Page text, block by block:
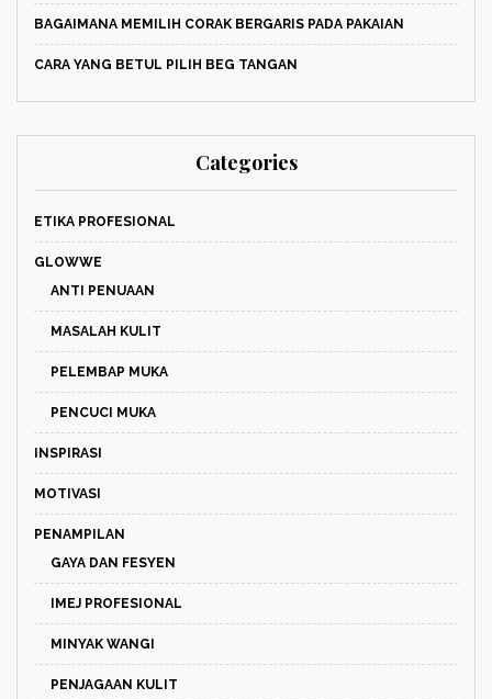
BAGAIMANA MEMILIH CORAK BERGARIS PADA PAKAIAN
CARA YANG BETUL PILIH BEG TANGAN
Categories
ETIKA PROFESIONAL
GLOWWE
ANTI PENUAAN
MASALAH KULIT
PELEMBAP MUKA
PENCUCI MUKA
INSPIRASI
MOTIVASI
PENAMPILAN
GAYA DAN FESYEN
IMEJ PROFESIONAL
MINYAK WANGI
PENJAGAAN KULIT